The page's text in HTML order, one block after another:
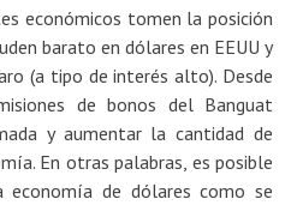
económicos tomen la posición
barato en dólares en EEUU y
(a tipo de interés alto). Desde
de bonos del Banguat
y aumentar la cantidad de
En otras palabras, es posible
economía de dólares como se